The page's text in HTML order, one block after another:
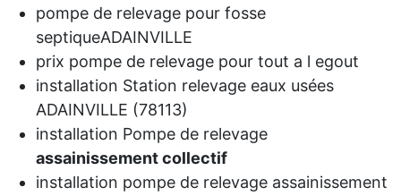
pompe de relevage pour fosse
septiqueADAINVILLE
prix pompe de relevage pour tout a l egout
installation Station relevage eaux usées
ADAINVILLE (78113)
installation Pompe de relevage
assainissement collectif
installation pompe de relevage assainissement